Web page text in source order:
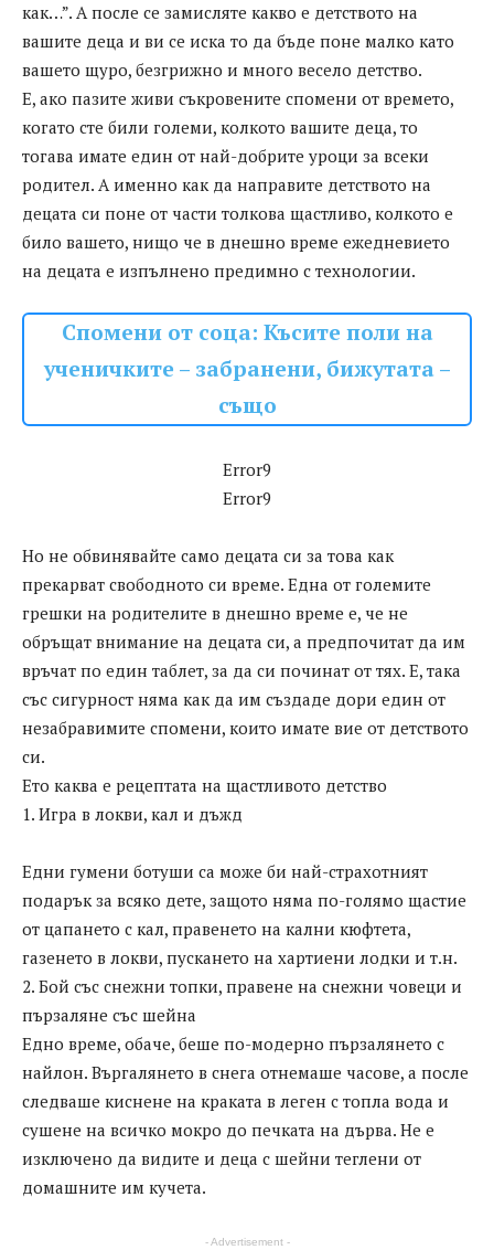
как…”. А после се замисляте какво е детството на
вашите деца и ви се иска то да бъде поне малко като
вашето щуро, безгрижно и много весело детство.
Е, ако пазите живи съкровените спомени от времето,
когато сте били големи, колкото вашите деца, то
тогава имате един от най-добрите уроци за всеки
родител. А именно как да направите детството на
децата си поне от части толкова щастливо, колкото е
било вашето, нищо че в днешно време ежедневието
на децата е изпълнено предимно с технологии.
Спомени от соца: Късите поли на
ученичките – забранени, бижутата –
също
Error9
Error9
Но не обвинявайте само децата си за това как
прекарват свободното си време. Една от големите
грешки на родителите в днешно време е, че не
обръщат внимание на децата си, а предпочитат да им
връчат по един таблет, за да си починат от тях. Е, така
със сигурност няма как да им създаде дори един от
незабравимите спомени, които имате вие от детството
си.
Ето каква е рецептата на щастливото детство
1. Игра в локви, кал и дъжд
Едни гумени ботуши са може би най-страхотният
подарък за всяко дете, защото няма по-голямо щастие
от цапането с кал, правенето на кални кюфтета,
газенето в локви, пускането на хартиени лодки и т.н.
2. Бой със снежни топки, правене на снежни човеци и
пързаляне със шейна
Едно време, обаче, беше по-модерно пързалянето с
найлон. Въргалянето в снега отнемаше часове, а после
следваше киснене на краката в леген с топла вода и
сушене на всичко мокро до печката на дърва. Не е
изключено да видите и деца с шейни теглени от
домашните им кучета.
- Advertisement -